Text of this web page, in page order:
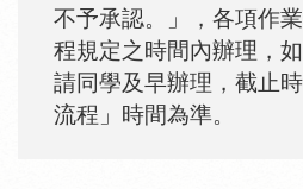
不予承認。」，各項作
程規定之時間內辦理，
請同學及早辦理，截止
流程」時間為準。